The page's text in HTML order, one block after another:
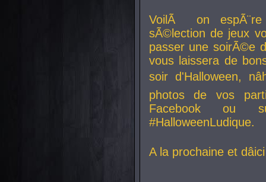
VoilÃ on
sÃ©lection de jeux
passer une soirÃ©e
vous laissera de
soir d'Halloween,
photos de vos
Facebook ou
#HalloweenLudique.
A la prochaine et